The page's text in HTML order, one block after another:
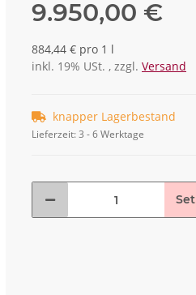
9.950,00 €
884,44 € pro 1 l
inkl. 19% USt. , zzgl. Versand
knapper Lagerbestand
Lieferzeit:3 - 6 Werktage
Set